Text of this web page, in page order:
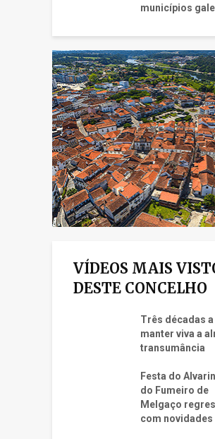
municípios
VÍDEOS MAIS
DESTE CONCELHO
Três décadas a
manter viva a
transumância
Festa do
do Fumeiro de
Melgaço
com novidades